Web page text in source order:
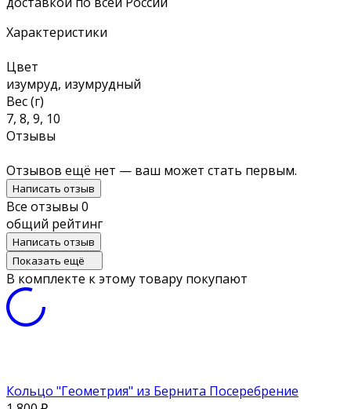
Характеристики
Цвет
изумруд, изумрудный
Вес (г)
7, 8, 9, 10
Отзывы
Отзывов ещё нет — ваш может стать первым.
Написать отзыв
Все отзывы 0
общий рейтинг
Написать отзыв
Показать ещё
В комплекте к этому товару покупают
Кольцо "Геометрия" из Бернита Посеребрение